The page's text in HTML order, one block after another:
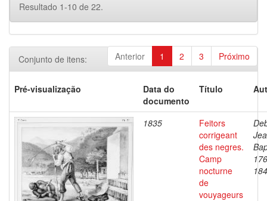
Resultado 1-10 de 22.
Anterior 1 2 3 Próximo
Conjunto de itens:
Pré-visualização
Data do
documento
Título
1835
Feitors
corrigeant
des negres.
Camp
nocturne
de
vouyageurs